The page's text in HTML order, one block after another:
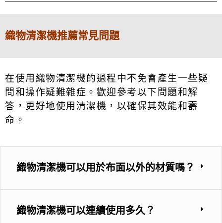
織物清潔機推薦常見問題
在使用織物清潔機的過程中不免會產生一些疑
問和操作疑難雜症。歡迎參考以下問題和解
答，更好地使用清潔機，以確保其效能和壽
命。
織物清潔機可以用於布面以外的材質嗎？
織物清潔機可以連續使用多久？